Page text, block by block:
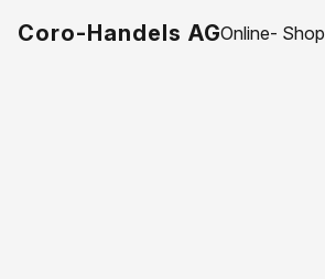
Coro-Handels AGOnline- Shop